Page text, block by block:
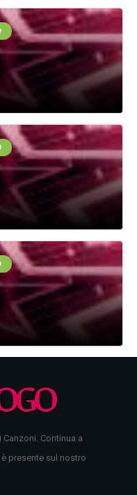
Continua a
presente sul nostro